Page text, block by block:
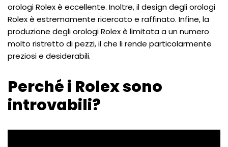
orologi Rolex è eccellente. Inoltre, il design degli orologi
Rolex è estremamente ricercato e raffinato. Infine, la
produzione degli orologi Rolex è limitata a un numero
molto ristretto di pezzi, il che li rende particolarmente
preziosi e desiderabili.
Perché i Rolex sono
introvabili?